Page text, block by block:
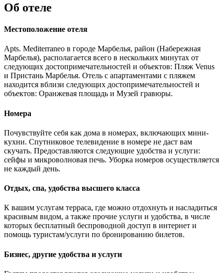
Об отеле
Местоположение отеля
Apts. Mediterraneo в городе Марбелья, район (Набережная
Марбелья), располагается всего в нескольких минутах от
следующих достопримечательностей и объектов: Пляж Venus
и Пристань Марбелья. Отель с апартаментами с пляжем
находится вблизи следующих достопримечательностей и
объектов: Оранжевая площадь и Музей гравюры.
Номера
Почувствуйте себя как дома в номерах, включающих мини-
кухни. Спутниковое телевидение в номере не даст вам
скучать. Предоставляются следующие удобства и услуги:
сейфы и микроволновая печь. Уборка номеров осуществляется
не каждый день.
Отдых, спа, удобства высшего класса
К вашим услугам терраса, где можно отдохнуть и насладиться
красивым видом, а также прочие услуги и удобства, в числе
которых бесплатный беспроводной доступ в интернет и
помощь туристам/услуги по бронированию билетов.
Бизнес, другие удобства и услуги